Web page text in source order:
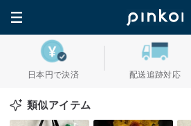
日本円で決済 配送追跡対応
類似アイテム